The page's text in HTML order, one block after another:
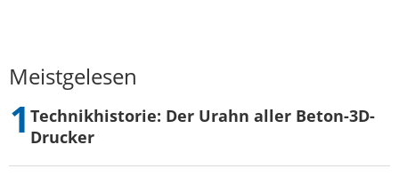
Meistgelesen
Technikhistorie: Der Urahn aller Beton-3D-
Drucker